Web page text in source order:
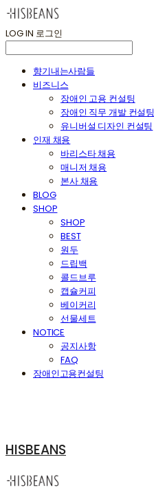
LOG IN 로그인
향기내는사람들
비즈니스
장애인 고용 컨설팅
장애인 직무 개발 컨설팅
유니버설 디자인 컨설팅
인재 채용
바리스타 채용
매니저 채용
본사 채용
BLOG
SHOP
SHOP
BEST
원두
드립백
콜드브루
캡슐커피
베이커리
선물세트
NOTICE
공지사항
FAQ
장애인고용컨설팅
HISBEANS